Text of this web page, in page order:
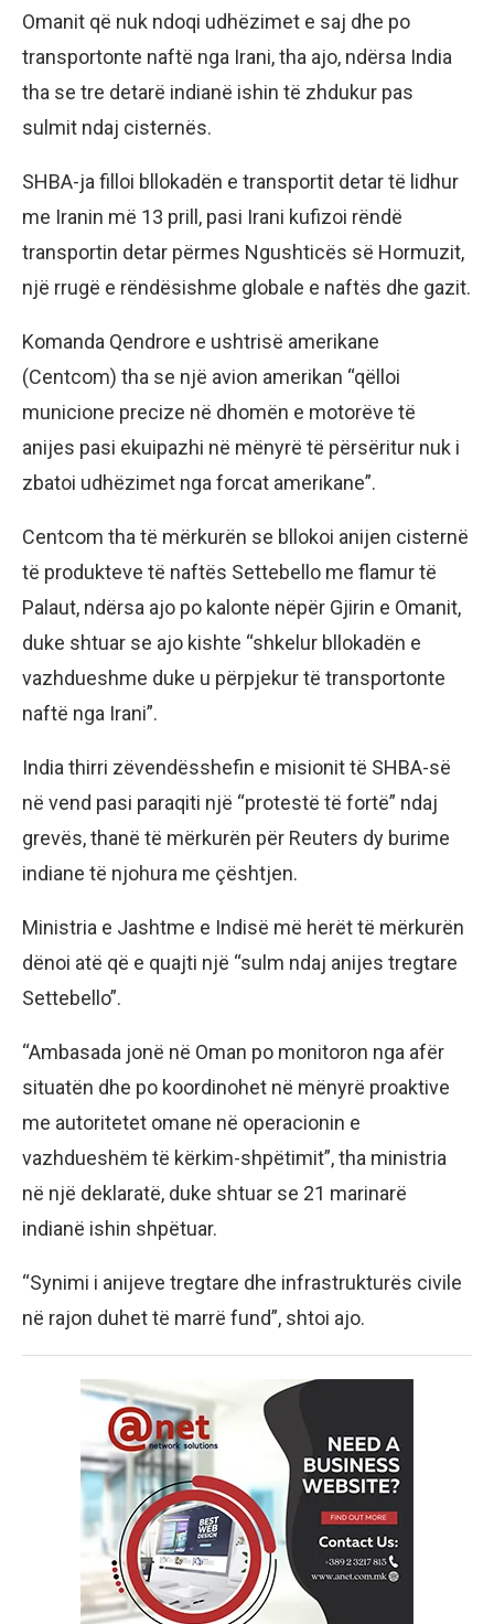
Omanit që nuk ndoqi udhëzimet e saj dhe po
transportonte naftë nga Irani, tha ajo, ndërsa India
tha se tre detarë indianë ishin të zhdukur pas
sulmit ndaj cisternës.
SHBA-ja filloi bllokadën e transportit detar të lidhur
me Iranin më 13 prill, pasi Irani kufizoi rëndë
transportin detar përmes Ngushticës së Hormuzit,
një rrugë e rëndësishme globale e naftës dhe gazit.
Komanda Qendrore e ushtrisë amerikane
(Centcom) tha se një avion amerikan “qëlloi
municione precize në dhomën e motorëve të
anijes pasi ekuipazhi në mënyrë të përsëritur nuk i
zbatoi udhëzimet nga forcat amerikane”.
Centcom tha të mërkurën se bllokoi anijen cisternë
të produkteve të naftës Settebello me flamur të
Palaut, ndërsa ajo po kalonte nëpër Gjirin e Omanit,
duke shtuar se ajo kishte “shkelur bllokadën e
vazhdueshme duke u përpjekur të transportonte
naftë nga Irani”.
India thirri zëvendësshefin e misionit të SHBA-së
në vend pasi paraqiti një “protestë të fortë” ndaj
grevës, thanë të mërkurën për Reuters dy burime
indiane të njohura me çështjen.
Ministria e Jashtme e Indisë më herët të mërkurën
dënoi atë që e quajti një “sulm ndaj anijes tregtare
Settebello”.
“Ambasada jonë në Oman po monitoron nga afër
situatën dhe po koordinohet në mënyrë proaktive
me autoritetet omane në operacionin e
vazhdueshëm të kërkim-shpëtimit”, tha ministria
në një deklaratë, duke shtuar se 21 marinarë
indianë ishin shpëtuar.
“Synimi i anijeve tregtare dhe infrastrukturës civile
në rajon duhet të marrë fund”, shtoi ajo.